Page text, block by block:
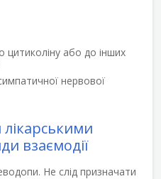
цитиколіну або до інших
нервової
взаємодії
Не слід призначати